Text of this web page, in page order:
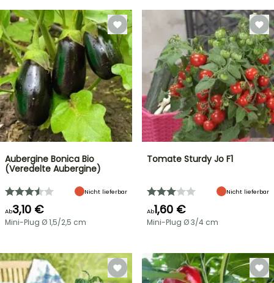
Aubergine Bonica Bio
(Veredelte Aubergine)
Nicht lieferbar
Ab3,10 €
Mini-Plug Ø 1,5/2,5 cm
Tomate Sturdy Jo F1
Nicht lieferbar
Ab1,60 €
Mini-Plug Ø 3/4 cm